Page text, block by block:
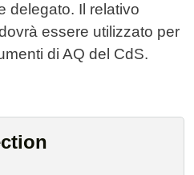
delegato. Il relativo
essere utilizzato per
di AQ del CdS.